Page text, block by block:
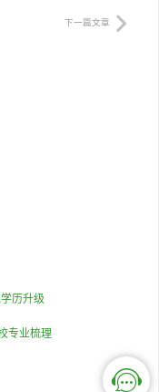
下一篇文章
历升级
专业梳理